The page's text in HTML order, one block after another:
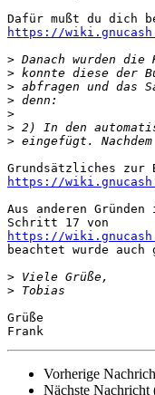
https://
>
>
>
>
>
>
>
https://
Aus anderen
https://
beachtet wurde auch
>
>
Grüße
Vorherige
Nächste Nachricht